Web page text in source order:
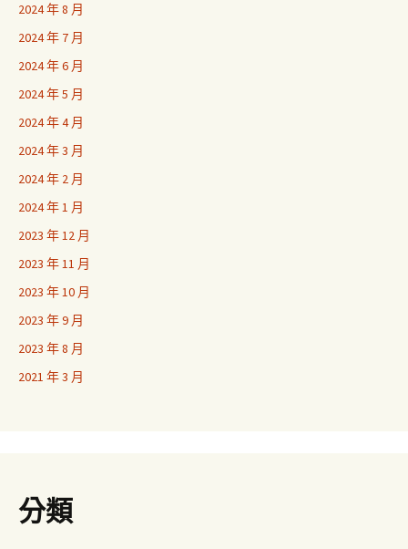
2024 年 8 月
2024 年 7 月
2024 年 6 月
2024 年 5 月
2024 年 4 月
2024 年 3 月
2024 年 2 月
2024 年 1 月
2023 年 12 月
2023 年 11 月
2023 年 10 月
2023 年 9 月
2023 年 8 月
2021 年 3 月
分類